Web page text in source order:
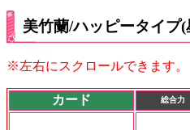
美竹蘭/ハッピータイプ
※左右にスクロールできます。
カード 総合力